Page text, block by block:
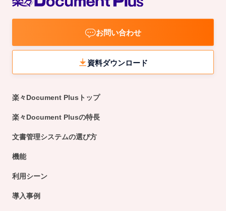
お問い合わせ
資料ダウンロード
楽々Document Plusトップ
楽々Document Plusの特長
文書管理システムの選び方
機能
利用シーン
導入事例